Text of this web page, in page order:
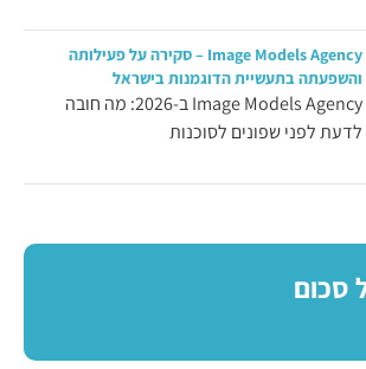
Image Models Agency – סקירה על פעילותה
והשפעתה בתעשיית הדוגמנות בישראל
Image Models Agency ב-2026: מה חובה
לדעת לפני שפונים לסוכנות
סכום